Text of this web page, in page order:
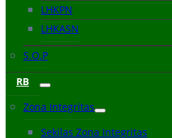
LHKPN
LHKASN
S.O.P
RB
Zona Integritas
Sekilas Zona Integritas